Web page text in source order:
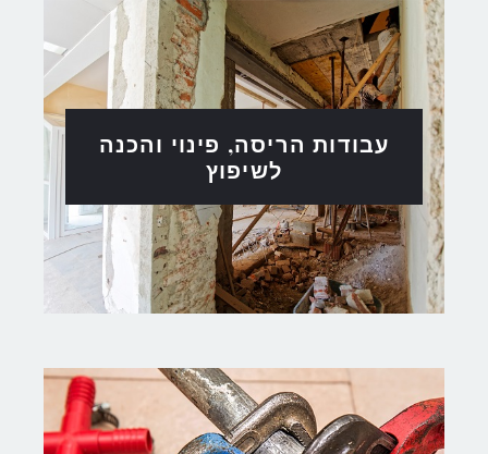
עבודות הריסה, פינוי והכנה
לשיפוץ